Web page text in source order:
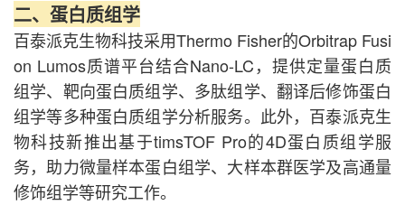
二、蛋白质组学
百泰派克生物科技采用Thermo Fisher的Orbitrap Fusi
on Lumos质谱平台结合Nano-LC，提供定量蛋白质
组学、靶向蛋白质组学、多肽组学、翻译后修饰蛋白
组学等多种蛋白质组学分析服务。此外，百泰派克生
物科技新推出基于timsTOF Pro的4D蛋白质组学服
务，助力微量样本蛋白组学、大样本群医学及高通量
修饰组学等研究工作。